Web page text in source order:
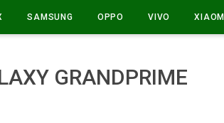
SAMSUNG OPPO VIVO XIAOMI
GRANDPRIME